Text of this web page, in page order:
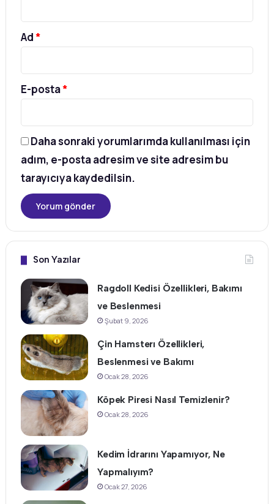
Ad*
E-posta*
Daha sonraki yorumlarımda kullanılması için
adım, e-posta adresim ve site adresim bu
tarayıcıya kaydedilsin.
Son Yazılar
Ragdoll Kedisi Özellikleri, Bakımı
ve Beslenmesi
Şubat 9, 2026
Çin Hamsterı Özellikleri,
Beslenmesi ve Bakımı
Ocak 28, 2026
Köpek Piresi Nasıl Temizlenir?
Ocak 28, 2026
Kedim İdrarını Yapamıyor, Ne
Yapmalıyım?
Ocak 27, 2026